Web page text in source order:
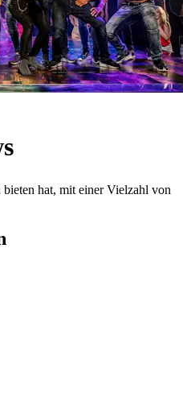
hat, mit einer Vielzahl von